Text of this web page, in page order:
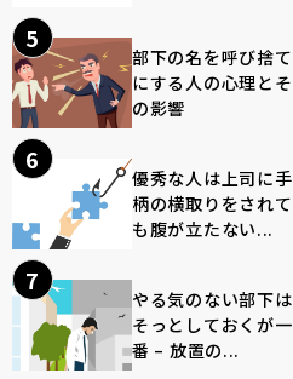
5
部下の名を呼び捨て
にする人の心理とそ
の影響
6
優秀な人は上司に手
柄の横取りをされて
も腹が立たない...
7
やる気のない部下は
そっとしておくが一
番 – 放置の...